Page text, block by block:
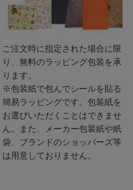
ご注文時に指定された場合に限
り、無料のラッピング包装を承
ります。
※包装紙で包んでシールを貼る
簡易ラッピングです。包装紙を
お選びいただくことはできませ
ん。また、メーカー包装紙や紙
袋、ブランドのショッパーズ等
は用意しておりません。